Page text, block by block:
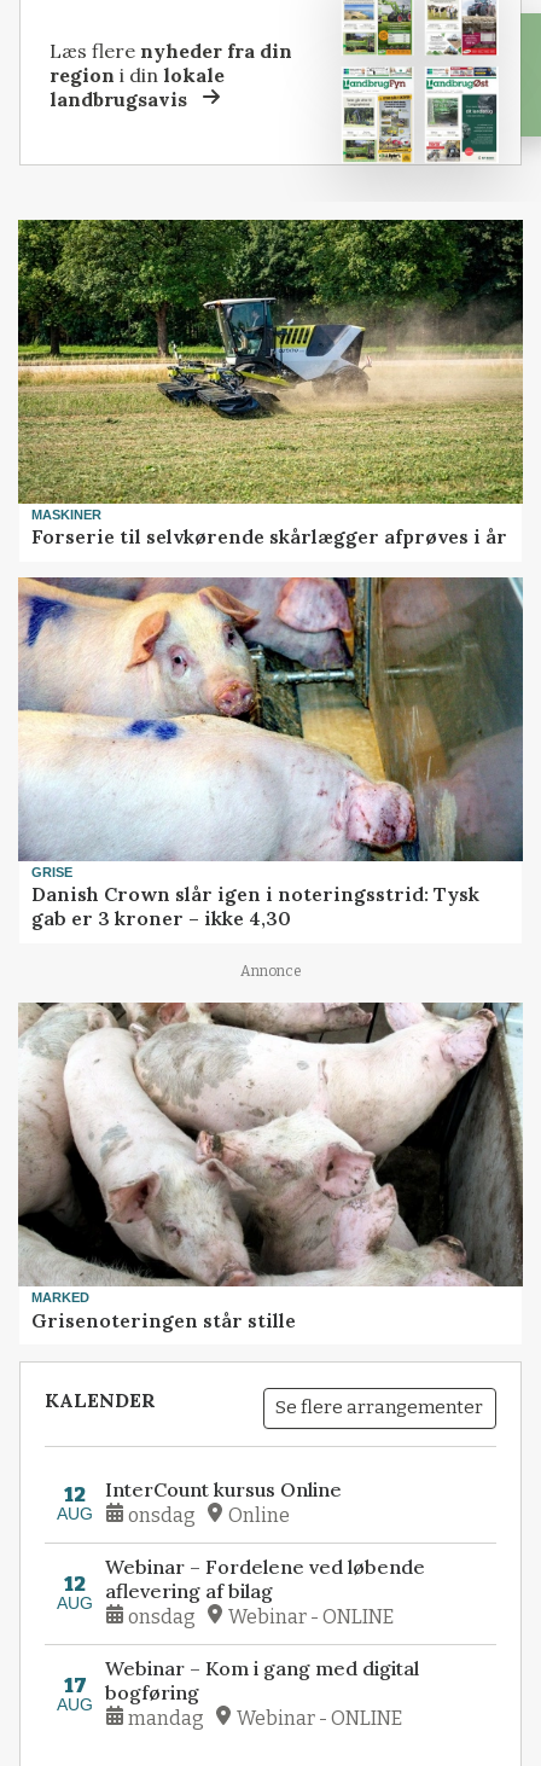
Læs flere nyheder fra din
region i dinlokale
landbrugsavis
MASKINER
Forserie til selvkørende skårlægger afprøves i år
GRISE
Danish Crown slår igen i noteringsstrid: Tysk
gab er 3 kroner – ikke 4,30
Annonce
MARKED
Grisenoteringen står stille
KALENDER Se flere arrangementer
12
AUG
InterCount kursus Online
onsdag Online
12
AUG
Webinar – Fordelene ved løbende
aflevering af bilag
onsdag Webinar - ONLINE
17
AUG
Webinar – Kom i gang med digital
bogføring
mandag Webinar - ONLINE